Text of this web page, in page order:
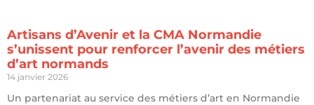
Artisans d’Avenir et la CMA Normandie
s’unissent pour renforcer l’avenir des métiers
d’art normands
14 janvier 2026
Un partenariat au service des métiers d’art en Normandie